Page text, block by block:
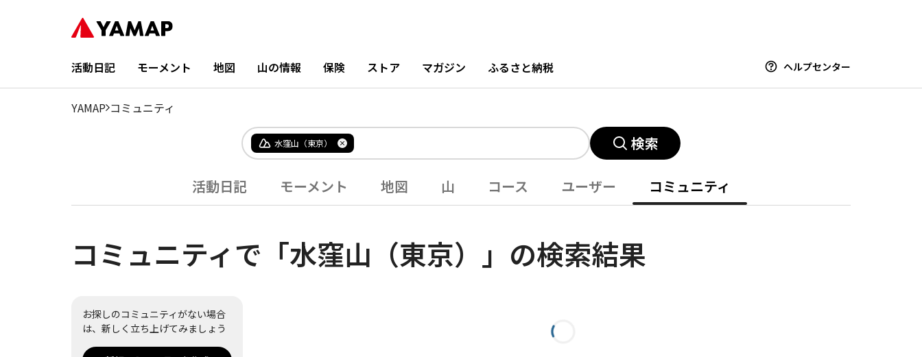
活動日記 モーメント 地図 山の情報 保険 ストア マガジン ふるさと納税 ヘルプセンター
YAMAP コミュニティ
水窪山（東京） 検索
活動日記 モーメント 地図 山 コース ユーザー コミュニティ
コミュニティで「水窪山（東京）」の検索結果
お探しのコミュニティがない場合
は、新しく立ち上げてみましょう